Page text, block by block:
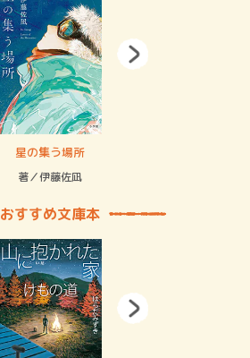
星の集う場所
著／伊藤佐凪
おすすめ文庫本